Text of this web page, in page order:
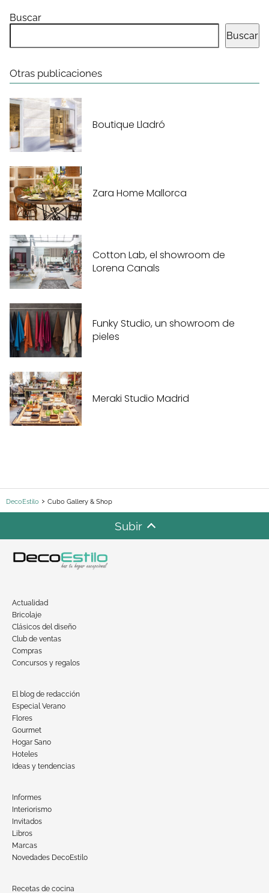
Buscar
Buscar
Otras publicaciones
Boutique Lladró
Zara Home Mallorca
Cotton Lab, el showroom de
Lorena Canals
Funky Studio, un showroom de
pieles
Meraki Studio Madrid
DecoEstilo Cubo Gallery & Shop
Subir
Actualidad
Bricolaje
Clásicos del diseño
Club de ventas
Compras
Concursos y regalos
El blog de redacción
Especial Verano
Flores
Gourmet
Hogar Sano
Hoteles
Ideas y tendencias
Informes
Interiorismo
Invitados
Libros
Marcas
Novedades DecoEstilo
Recetas de cocina